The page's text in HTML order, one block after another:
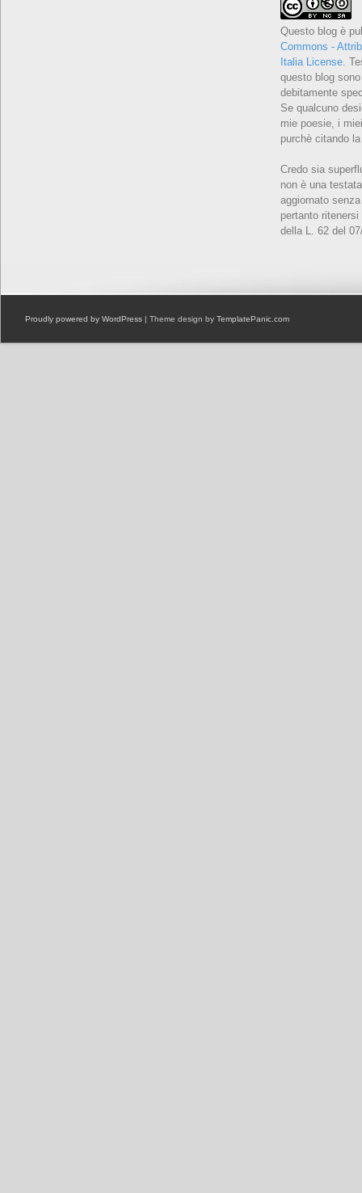
Questo blog è
Commons -
Italia License.
questo blog
debitamente
Se qualcuno
mie poesie, i
purchè citando
Credo sia
non è una
aggiornato
pertanto
della L. 62 del
Proudly powered by WordPress | Theme design by TemplatePanic.com